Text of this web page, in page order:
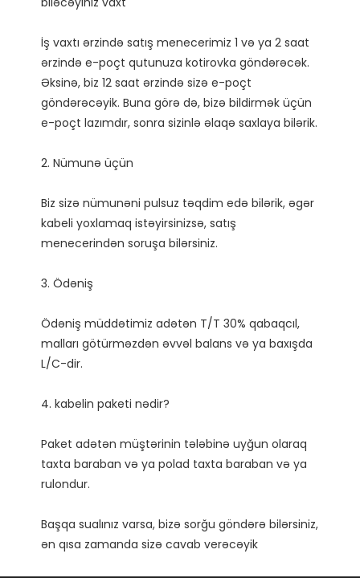
İş vaxtı ərzində satış menecerimiz 1 və ya 2 saat
ərzində e-poçt qutunuza kotirovka göndərəcək.
Əksinə, biz 12 saat ərzində sizə e-poçt
göndərəcəyik. Buna görə də, bizə bildirmək üçün
Biz sizə nümunəni pulsuz təqdim edə bilərik, əgər
kabeli yoxlamaq istəyirsinizsə, satış
Ödəniş müddətimiz adətən T/T 30% qabaqcıl,
malları götürməzdən əvvəl balans və ya baxışda
Paket adətən müştərinin tələbinə uyğun olaraq
taxta baraban və ya polad taxta baraban və ya
Başqa sualınız varsa, bizə sorğu göndərə bilərsiniz,